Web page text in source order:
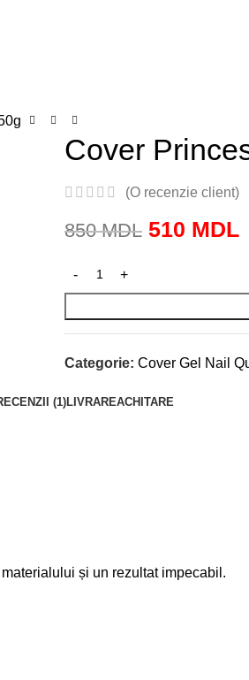
Cover
(O recenzie client)
850MDL 510 MDL
Categorie: Cover Gel Nail
(1)LIVRAREACHITARE
și un rezultat impecabil.